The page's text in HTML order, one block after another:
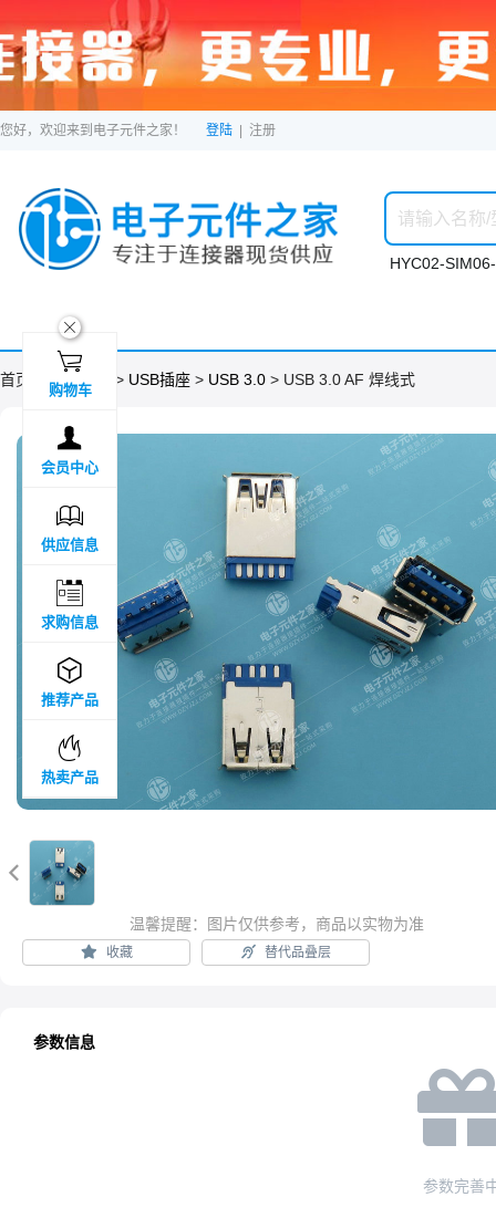
您好，欢迎来到电子元件之家！ 登陆 注册
HYC02-
首页 > 分类目录 > USB插座 > USB 3.0 > USB 3.0 AF 焊线式

温馨提醒：图片仅供参考，商品以实物为准
收藏 替代品叠层
参数信息
参数完善
ဆ

购物车

会员中心

供应信息

求购信息

推荐产品

热卖产品